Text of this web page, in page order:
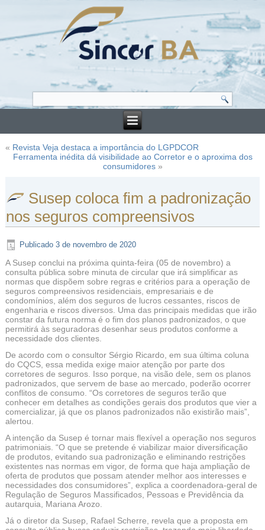
« Revista Veja destaca a importância do LGPDCOR
Ferramenta inédita dá visibilidade ao Corretor e o aproxima dos
consumidores»
Susep coloca fim a padronização
nos seguros compreensivos
Publicado 3 de novembro de 2020
A Susep conclui na próxima quinta-feira (05 de novembro) a
consulta pública sobre minuta de circular que irá simplificar as
normas que dispõem sobre regras e critérios para a operação de
seguros compreensivos residenciais, empresariais e de
condomínios, além dos seguros de lucros cessantes, riscos de
engenharia e riscos diversos. Uma das principais medidas que irão
constar da futura norma é o fim dos planos padronizados, o que
permitirá às seguradoras desenhar seus produtos conforme a
necessidade dos clientes.
De acordo com o consultor Sérgio Ricardo, em sua última coluna
do CQCS, essa medida exige maior atenção por parte dos
corretores de seguros. Isso porque, na visão dele, sem os planos
padronizados, que servem de base ao mercado, poderão ocorrer
conflitos de consumo. “Os corretores de seguros terão que
conhecer em detalhes as condições gerais dos produtos que vier a
comercializar, já que os planos padronizados não existirão mais”,
alertou.
A intenção da Susep é tornar mais flexível a operação nos seguros
patrimoniais. “O que se pretende é viabilizar maior diversificação
de produtos, evitando sua padronização e eliminando restrições
existentes nas normas em vigor, de forma que haja ampliação de
oferta de produtos que possam atender melhor aos interesses e
necessidades dos consumidores”, explica a coordenadora-geral de
Regulação de Seguros Massificados, Pessoas e Previdência da
autarquia, Mariana Arozo.
Já o diretor da Susep, Rafael Scherre, revela que a proposta em